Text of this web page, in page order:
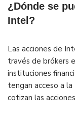
¿Dónde se
Intel?
Las acciones de
través de brókers
instituciones
tengan acceso a
cotizan las